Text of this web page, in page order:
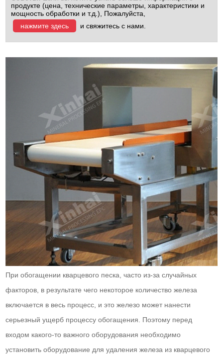
продукте (цена, технические параметры, характеристики и
мощность обработки и т.д.), Пожалуйста,
нажмите здесь
и свяжитесь с нами.
При обогащении кварцевого песка, часто из-за случайных
факторов, в результате чего некоторое количество железа
включается в весь процесс, и это железо может нанести
серьезный ущерб процессу обогащения. Поэтому перед
входом какого-то важного оборудования необходимо
установить оборудование для удаления железа из кварцевого